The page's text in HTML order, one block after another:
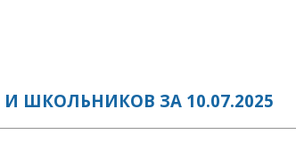
ШКОЛЬНИКОВ ЗА 10.07.2025